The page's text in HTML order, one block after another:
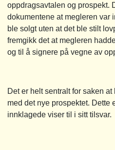
oppdragsavtalen og prospekt.
dokumentene at megleren var
ble solgt uten at det ble stilt
fremgikk det at megleren
og til å signere på vegne av
Det er helt sentralt for saken
med det nye prospektet. Dette
innklagede viser til i sitt tilsvar.